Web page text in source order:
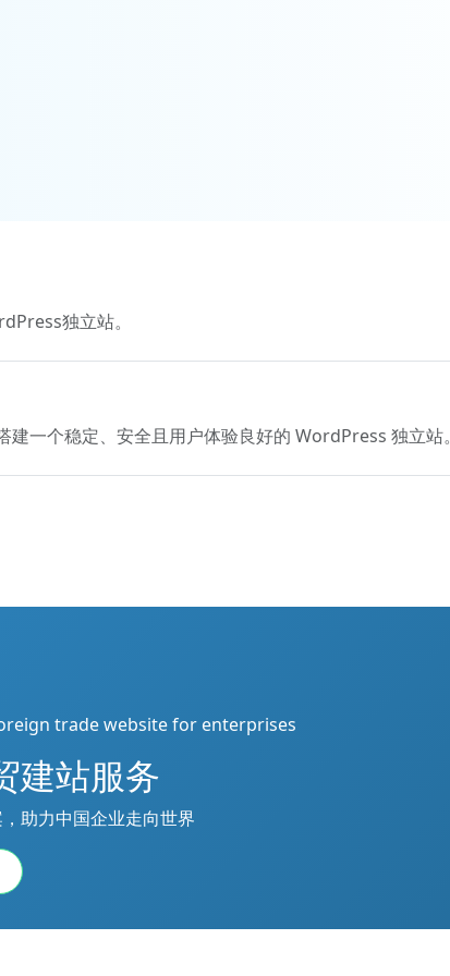
独立站。
一个稳定、安全且用户体验良好的 WordPress 独立站。
trade website for enterprises
建站服务
助力中国企业走向世界